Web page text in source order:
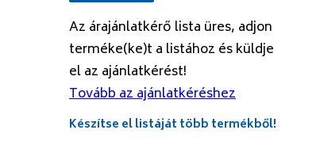
Az árajánlatkérő lista üres, adjon
terméke(ke)t a listához és küldje
el az ajánlatkérést!
Tovább az ajánlatkéréshez
Készítse el listáját több termékből!